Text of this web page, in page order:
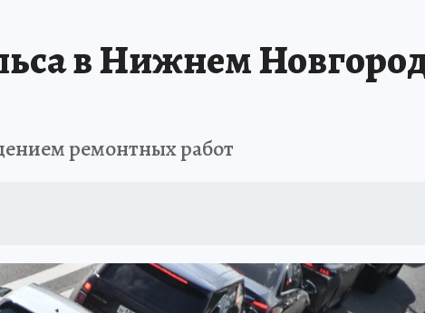
в Нижнем
ремонтных работ